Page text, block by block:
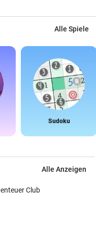
Alle Spiele
Sudoku
Alle Anzeigen